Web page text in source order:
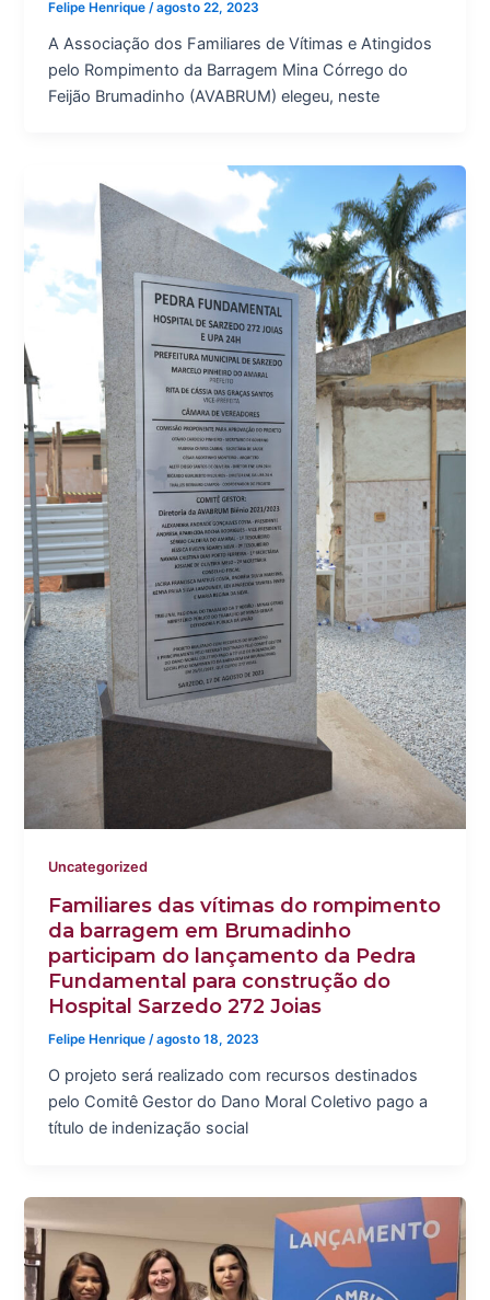
Felipe Henrique /agosto 22, 2023
A Associação dos Familiares de Vítimas e Atingidos
pelo Rompimento da Barragem Mina Córrego do
Feijão Brumadinho (AVABRUM) elegeu, neste
Uncategorized
Familiares das vítimas do rompimento
da barragem em Brumadinho
participam do lançamento da Pedra
Fundamental para construção do
Hospital Sarzedo 272 Joias
Felipe Henrique/agosto 18, 2023
O projeto será realizado com recursos destinados
pelo Comitê Gestor do Dano Moral Coletivo pago a
título de indenização social